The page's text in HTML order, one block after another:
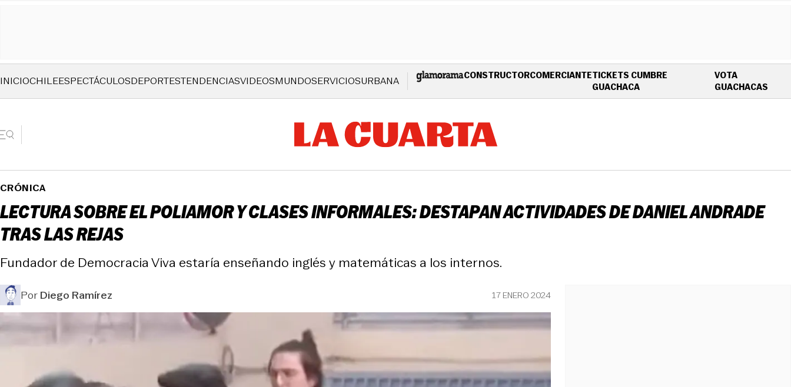
INICIOCHILEESPECTÁCULOSDEPORTESTENDENCIASVIDEOSMUNDOSERVICIOSURBANA CONSTRUCTORCOMERCIANTETICKETS CUMBRE
GUACHACAOPENS IN NEW WINDOW
VOTA
GUACHACAS
CRÓNICA
LECTURA SOBRE EL POLIAMOR Y CLASES INFORMALES: DESTAPAN ACTIVIDADES DE DANIEL ANDRADE
TRAS LAS REJAS
Fundador de Democracia Viva estaría enseñando inglés y matemáticas a los internos.
PorDiego Ramírez 17 ENERO 2024